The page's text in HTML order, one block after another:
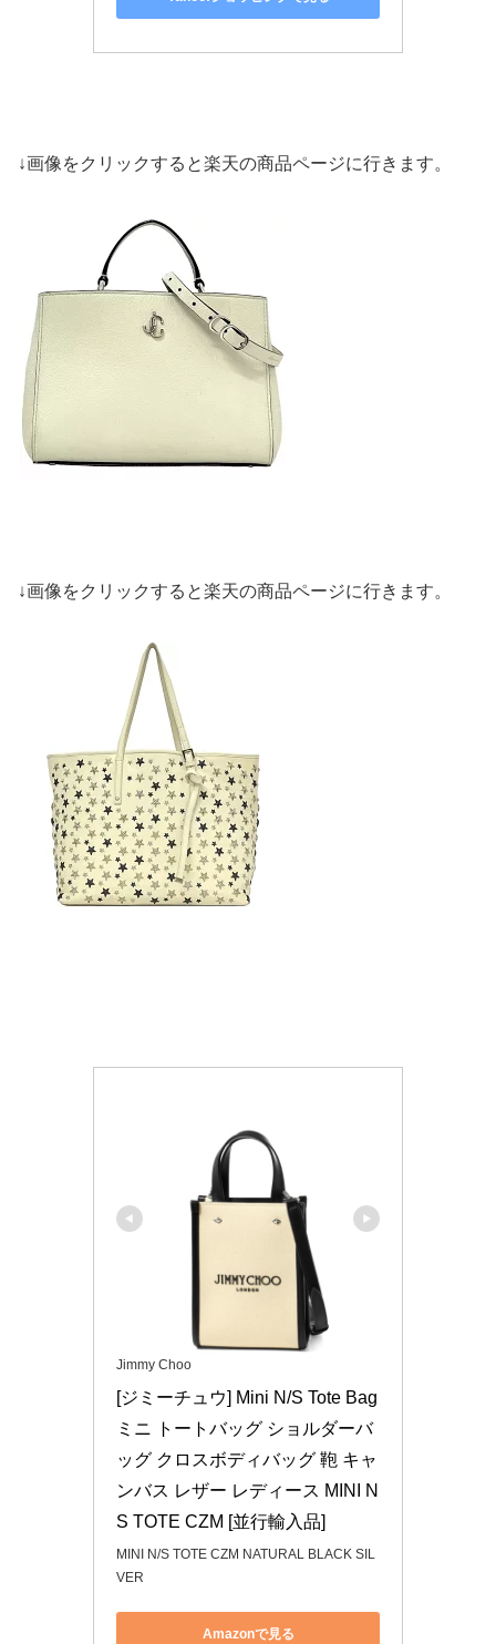
↓画像をクリックすると楽天の商品ページに行きます。
↓画像をクリックすると楽天の商品ページに行きます。
Jimmy Choo
[ジミーチュウ] Mini N/S Tote Bag
ミニ トートバッグ ショルダーバ
ッグ クロスボディバッグ 鞄 キャ
ンバス レザー レディース MINI N
S TOTE CZM [並行輸入品]
MINI N/S TOTE CZM NATURAL BLACK SIL
VER
Amazonで見る